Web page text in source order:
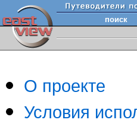
поиск
О проекте
Условия